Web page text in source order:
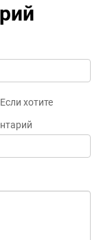
Если хотите